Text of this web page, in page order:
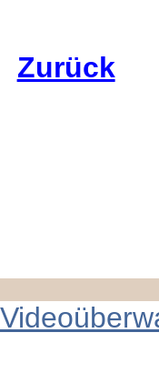
Zurück